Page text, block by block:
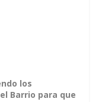
los
Barrio para que